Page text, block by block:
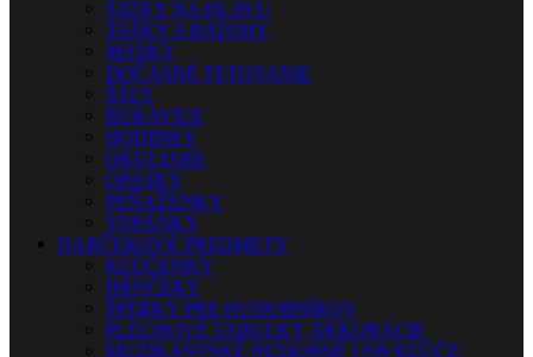
ŠATKY NA HLAVU
TAŠKY A BATOHY
MASKY
DOČASNÉ TETOVANIE
ŠÁLY
RUKAVICE
HODINKY
OKULIARE
OPASKY
PEŇAŽENKY
TOPÁNKY
DARČEKOVÉ PREDMETY
KĽÚČENKY
HRNČEKY
ŠPERKY PRE HUDOBNÍKOV
PLECHOVÉ TABUĽKY, DEKORÁCIE
MUZIKANTSKÉ HUDOBNÉ USB KĽÚČE